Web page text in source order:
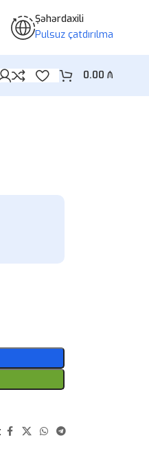
Şəhərdaxili
Pulsuz çatdırılma
0.00 ₼